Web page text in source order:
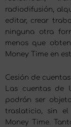
radiodifusión,
editar, crear
ninguna otra
menos que
Money Time en
Cesión de
Las cuentas de
podrán ser
traslaticio, sin el
Money Time.